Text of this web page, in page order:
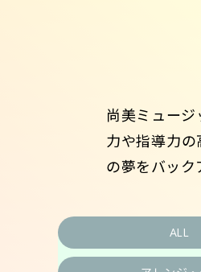
尚美ミュー
力や指導力
の夢をバック
ALL